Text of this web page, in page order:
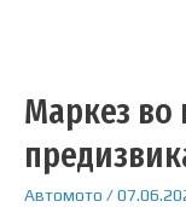
Маркез во
Автомото /